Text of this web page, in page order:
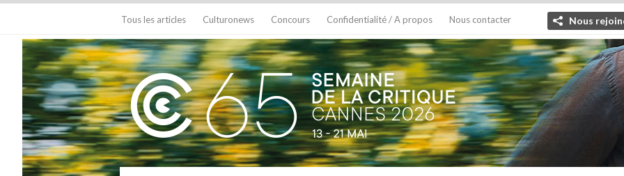
Tous les articles Culturonews Concours Confidentialité / A propos Nous contacter Nous